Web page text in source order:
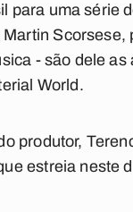
para uma série
Scorsese,
- são dele
World.
produtor,
estreia neste